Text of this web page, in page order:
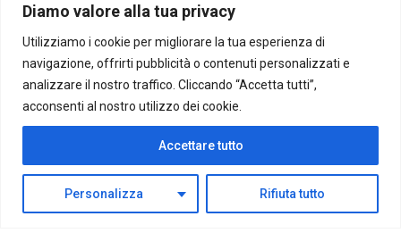
Diamo valore alla tua privacy
Utilizziamo i cookie per migliorare la tua esperienza di
navigazione, offrirti pubblicità o contenuti personalizzati e
analizzare il nostro traffico. Cliccando “Accetta tutti”,
acconsenti al nostro utilizzo dei cookie.
Personalizza Rifiuta tutto
Accettare tutto
PRENOTA ORA
P. Iva: IT05027110658 - Nr. REA: SA-413513
Powered by
Amalfiweb